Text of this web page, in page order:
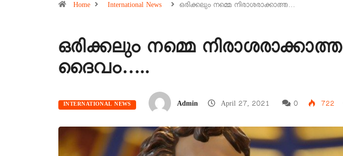
Home International News ഒരിക്കലും നമ്മെ നിരാശരാക്കാത്ത…
ഒരിക്കലും നമ്മെ നിരാശരാക്കാത്ത
ദൈവം…..
INTERNATIONAL NEWS Admin April 27, 2021 0 722